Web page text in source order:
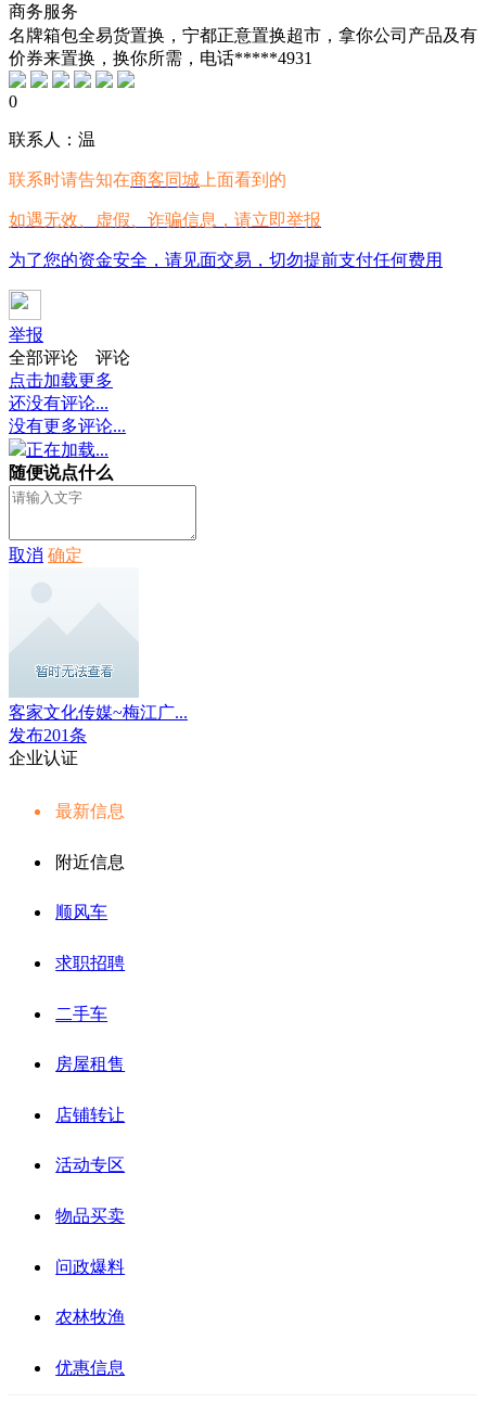
商务服务
名牌箱包全易货置换，宁都正意置换超市，拿你公司产品及有
价券来置换，换你所需，电话*****4931
0
联系人：温
联系时请告知在商客同城 上面看到的
如遇无效、虚假、诈骗信息，请立即举报
为了您的资金安全，请见面交易，切勿提前支付任何费用
举报
全部评论
评论
点击加载更多
还没有评论...
没有更多评论...
正在加载...
随便说点什么
取消 确定
客家文化传媒~梅江广...
发布201条
企业认证
最新信息
附近信息
顺风车
求职招聘
二手车
房屋租售
店铺转让
活动专区
物品买卖
问政爆料
农林牧渔
优惠信息